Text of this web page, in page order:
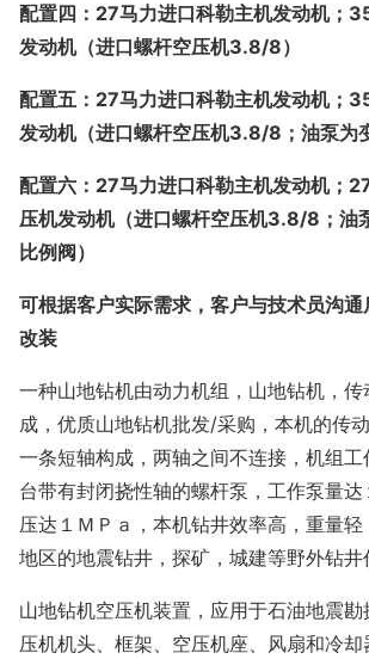
配置四： 27马力进口科勒主机发动机；
发动机（进口螺杆空压机3.8/8）
配置五： 27马力进口科勒主机发动机；
发动机（进口螺杆空压机3.8/8；油泵为
配置六： 27马力进口科勒主机发动机；
压机发动机（进口螺杆空压机3.8/8；油
比例阀）
可根据客户实际需求，客户与技术员沟
改装
一种山地钻机由动力机组，山地钻机，传
成，优质山地钻机批发/采购，本机的传
一条短轴构成，两轴之间不连接，机组
台带有封闭挠性轴的螺杆泵，工作泵量
压达１ＭＰａ，本机钻井效率高，重量
地区的地震钻井，探矿，城建等野外钻井
山地钻机空压机装置，应用于石油地震
压机机头、框架、空压机座、风扇和冷却